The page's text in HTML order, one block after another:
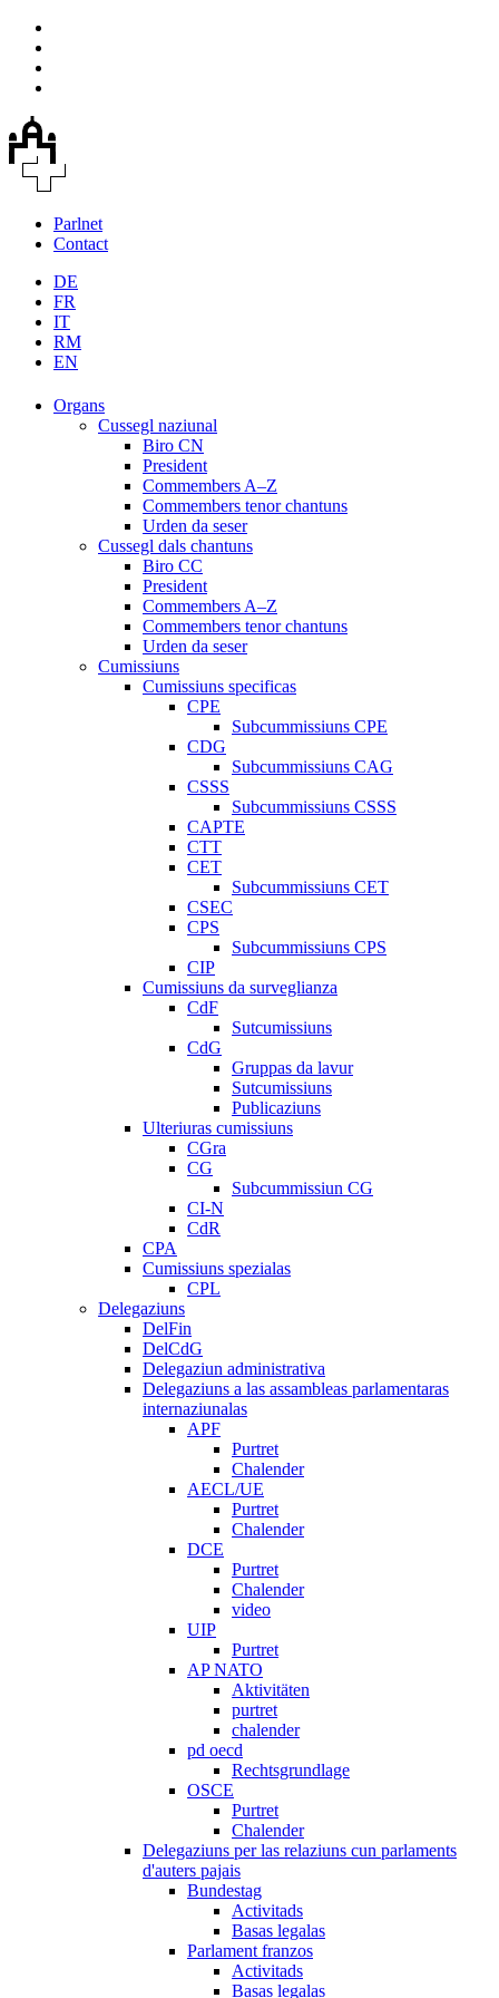
Parlnet
Contact
DE
FR
IT
RM
EN
Organs
Cussegl naziunal
Biro CN
President
Commembers A–Z
Commembers tenor chantuns
Urden da seser
Cussegl dals chantuns
Biro CC
President
Commembers A–Z
Commembers tenor chantuns
Urden da seser
Cumissiuns
Cumissiuns specificas
CPE
Subcummissiuns CPE
CDG
Subcummissiuns CAG
CSSS
Subcummissiuns CSSS
CAPTE
CTT
CET
Subcummissiuns CET
CSEC
CPS
Subcummissiuns CPS
CIP
Cumissiuns da surveglianza
CdF
Sutcumissiuns
CdG
Gruppas da lavur
Sutcumissiuns
Publicaziuns
Ulteriuras cumissiuns
CGra
CG
Subcummissiun CG
CI-N
CdR
CPA
Cumissiuns spezialas
CPL
Delegaziuns
DelFin
DelCdG
Delegaziun administrativa
Delegaziuns a las assambleas parlamentaras
internaziunalas
APF
Purtret
Chalender
AECL/UE
Purtret
Chalender
DCE
Purtret
Chalender
video
UIP
Purtret
AP NATO
Aktivitäten
purtret
chalender
pd oecd
Rechtsgrundlage
OSCE
Purtret
Chalender
Delegaziuns per las relaziuns cun parlaments
d'auters pajais
Bundestag
Activitads
Basas legalas
Parlament franzos
Activitads
Basas legalas